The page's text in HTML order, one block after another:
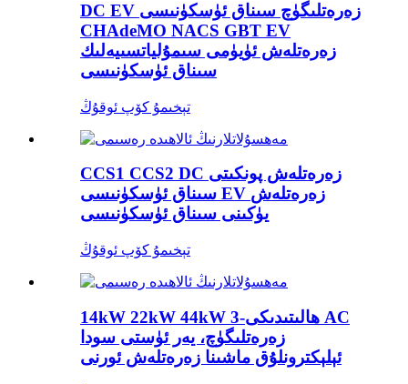
DC EV زەرەتلىگۈچ سىناق ئۈسكۈنىسى
CHAdeMO NACS GBT EV
زەرەتلەش ئۈيۈمى سىمۇلياتسىيەلىك
سىناق ئۈسكۈنىسى
تېخىمۇ كۆپ ئوقۇڭ
CCS1 CCS2 DC زەرەتلەش پونكىتى
سىناق ئۈسكۈنىسى EV زەرەتلەش
يۈكىنى سىناق ئۈسكۈنىسى
تېخىمۇ كۆپ ئوقۇڭ
14kW 22kW 44kW 3-ھالىتىدىكى AC
زەرەتلىگۈچ، يەر ئۈستى سودا
ئېلېكترونلۇق ماشىنا زەرەتلەش ئورنى